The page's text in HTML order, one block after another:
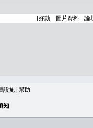
設施 幫助
知